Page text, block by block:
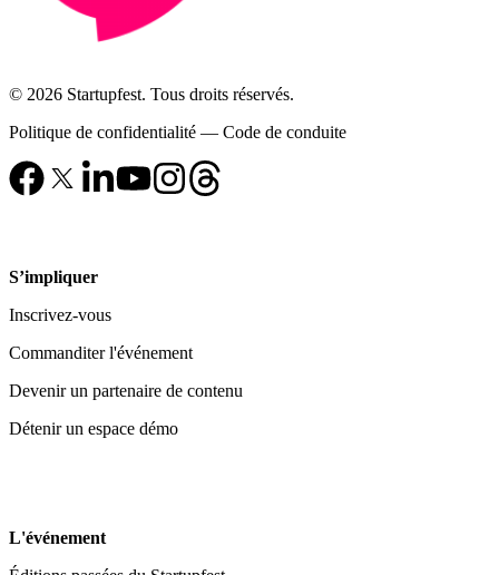
© 2026 Startupfest. Tous droits réservés.
Politique de confidentialité — Code de conduite
S’impliquer
Inscrivez-vous
Commanditer l'événement
Devenir un partenaire de contenu
Détenir un espace démo
L'événement